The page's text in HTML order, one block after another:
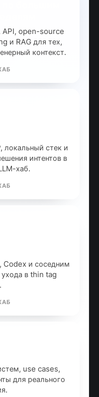
API, open-source
и RAG для тех,
контекст.
локальный стек и
интентов в
хаб.
Codex и соседним
в thin tag
use cases,
для реального